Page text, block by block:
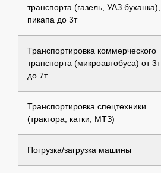
транспорта (газель, УАЗ буханка),
пикапа до 3т
Транспортировка коммерческого
транспорта (микроавтобуса) от 3т
до 7т
Транспортировка спецтехники
(трактора, катки, МТЗ)
Погрузка/загрузка машины